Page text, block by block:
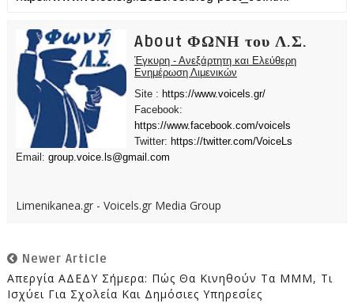
About ΦΩΝΗ του Λ.Σ.
Έγκυρη - Ανεξάρτητη και Ελεύθερη
Ενημέρωση Λιμενικών
Site : https://www.voicels.gr/
Facebook:
https://www.facebook.com/voicels
Twitter: https://twitter.com/VoiceLs
Email: group.voice.ls@gmail.com
Limenikanea.gr - Voicels.gr Media Group
Newer Article
Απεργία ΑΔΕΔΥ Σήμερα: Πώς Θα Κινηθούν Τα ΜΜΜ, Τι
Ισχύει Για Σχολεία Και Δημόσιες Υπηρεσίες